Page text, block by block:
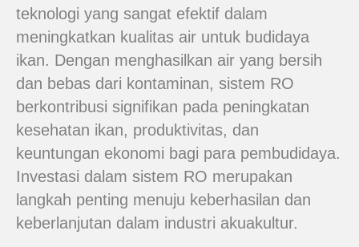
teknologi yang sangat efektif dalam
meningkatkan kualitas air untuk budidaya
ikan. Dengan menghasilkan air yang bersih
dan bebas dari kontaminan, sistem RO
berkontribusi signifikan pada peningkatan
kesehatan ikan, produktivitas, dan
keuntungan ekonomi bagi para pembudidaya.
Investasi dalam sistem RO merupakan
langkah penting menuju keberhasilan dan
keberlanjutan dalam industri akuakultur.